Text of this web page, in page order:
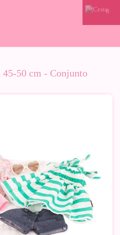
0
45-50 cm - Conjunto